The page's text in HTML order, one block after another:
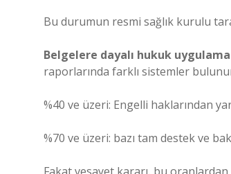
Bu durumun resmi sağlık kurulu
Belgelere dayalı hukuk
raporlarında farklı sistemler
%40 ve üzeri: Engelli haklarından
%70 ve üzeri: bazı tam destek ve